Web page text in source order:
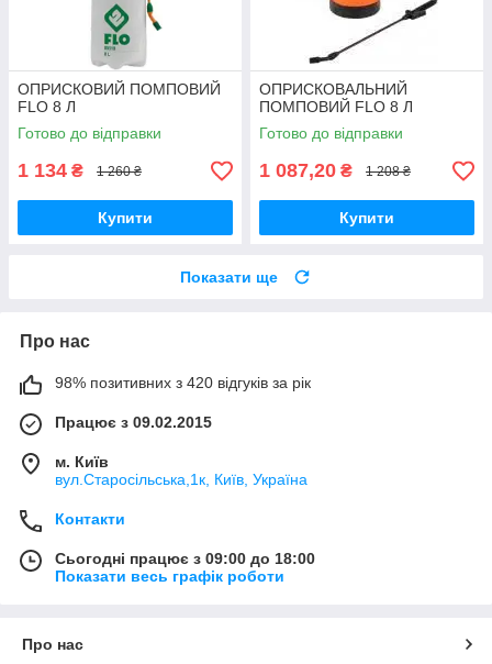
ОПРИСКОВИЙ ПОМПОВИЙ
FLO 8 Л
Готово до відправки
1 134 ₴ 1 260 ₴
Купити
ОПРИСКОВАЛЬНИЙ
ПОМПОВИЙ FLO 8 Л
Готово до відправки
1 087,20 ₴ 1 208 ₴
Купити
Показати ще
Про нас
98% позитивних з 420 відгуків за рік
Працює з 09.02.2015
м. Київ
вул.Старосільська,1к, Київ, Україна
Контакти
Сьогодні працює з 09:00 до 18:00
Показати весь графік роботи
Про нас